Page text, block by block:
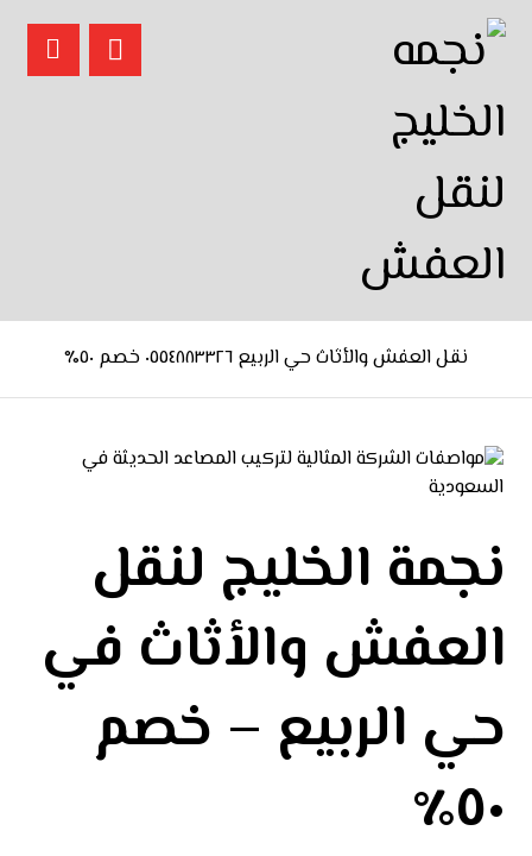
نقل العفش والأثاث حي الربيع ٠٥٥٤٨٨٣٣٢٦ خصم ٥٠٪
نجمة الخليج لنقل
العفش والأثاث في
حي الربيع – خصم
٥٠٪